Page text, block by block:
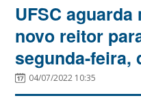
UFSC aguarda
novo reitor
segunda-feira,
04/07/2022 10:35